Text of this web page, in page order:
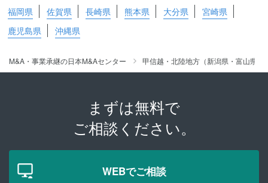
福岡県 佐賀県 長崎県 熊本県 大分県
宮崎県
鹿児島県
沖縄県
M&A・事業承継の日本M&Aセンター 甲信越・北陸地方（新潟県・富山県
まずは無料で
ご相談ください。
WEBでご相談